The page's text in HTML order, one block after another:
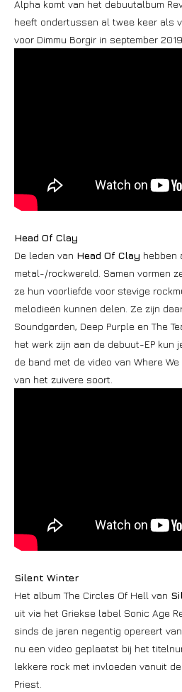
Alpha komt van het debuutalbum
heeft ondertussen al twee keer als
voor Dimmu Borgir in september 2019.
Head Of Clay
De leden van Head Of Clay hebben
metal-/rockwereld. Samen vormen
ze hun voorliefde voor stevige
melodieën kunnen delen. Ze zijn
Soundgarden, Deep Purple en The
het werk zijn aan de debuut-EP kun
de band met de video van Where We
van het zuivere soort.
Silent Winter
Het album The Circles Of Hell van
uit via het Griekse label Sonic Age
sinds de jaren negentig opereert
nu een video geplaatst bij het
lekkere rock met invloeden vanuit
Priest.